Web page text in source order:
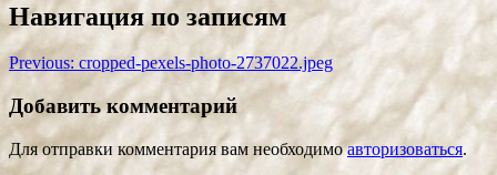
Навигация по записям
Previous: cropped-pexels-photo-2737022.jpeg
Добавить комментарий
Для отправки комментария вам необходимоавторизоваться.